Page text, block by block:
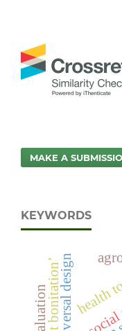
MAKE A
KEYWORDS
universal design
‘point bonitation’